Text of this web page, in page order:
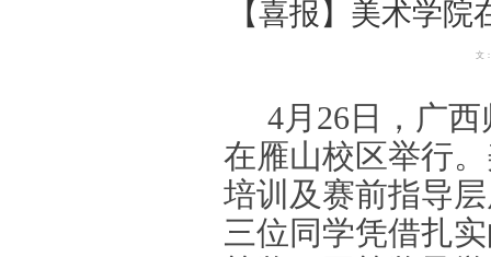
【喜报】美术学
文
4月26日，广
在雁山校区举行
培训及赛前指导
三位同学凭借扎